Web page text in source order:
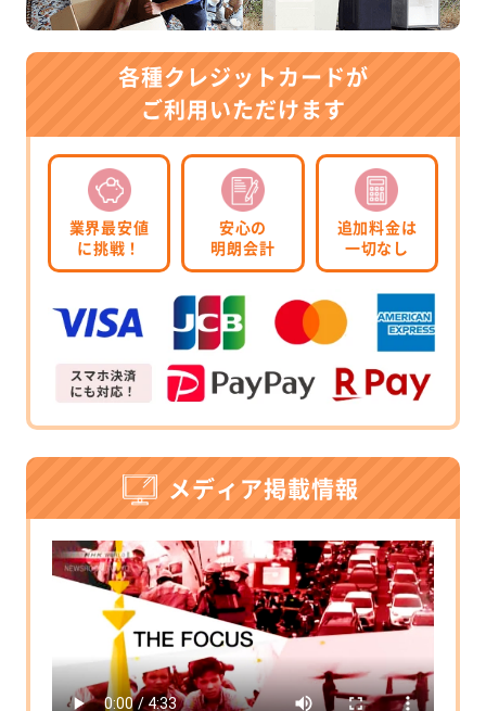
各種クレジットカードが
ご利用いただけます
業界最安値
に挑戦！
安心の
明朗会計
追加料金は
一切なし
メディア掲載情報